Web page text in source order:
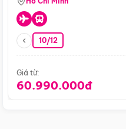
10/12
Giá từ:
60.990.000đ